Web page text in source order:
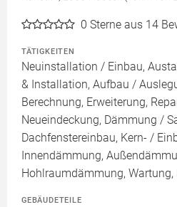
0 Sterne aus 14
TÄTIGKEITEN
Neuinstallation / Einbau,
& Installation, Aufbau /
Berechnung, Erweiterung,
Neueindeckung, Dämmung /
Dachfenstereinbau, Kern- /
Innendämmung,
Hohlraumdämmung,
GEBÄUDETEILE